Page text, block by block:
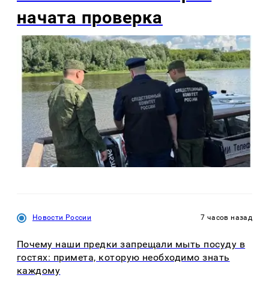
начата проверка
Новости России 7 часов назад
Почему наши предки запрещали мыть посуду в
гостях: примета, которую необходимо знать
каждому